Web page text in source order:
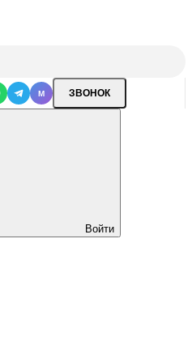
M ЗВОНОК
Войти